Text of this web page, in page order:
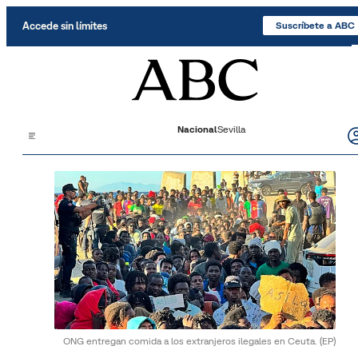
Accede sin límites Suscríbete a ABC
NacionalSevilla
ONG entregan comida a los extranjeros ilegales en Ceuta. (EP)